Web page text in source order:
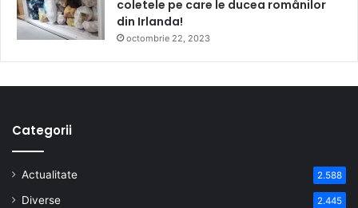
coletele pe care le ducea românilor
din Irlanda!
octombrie 22, 2023
Categorii
Actualitate 2.588
Diverse 2.445